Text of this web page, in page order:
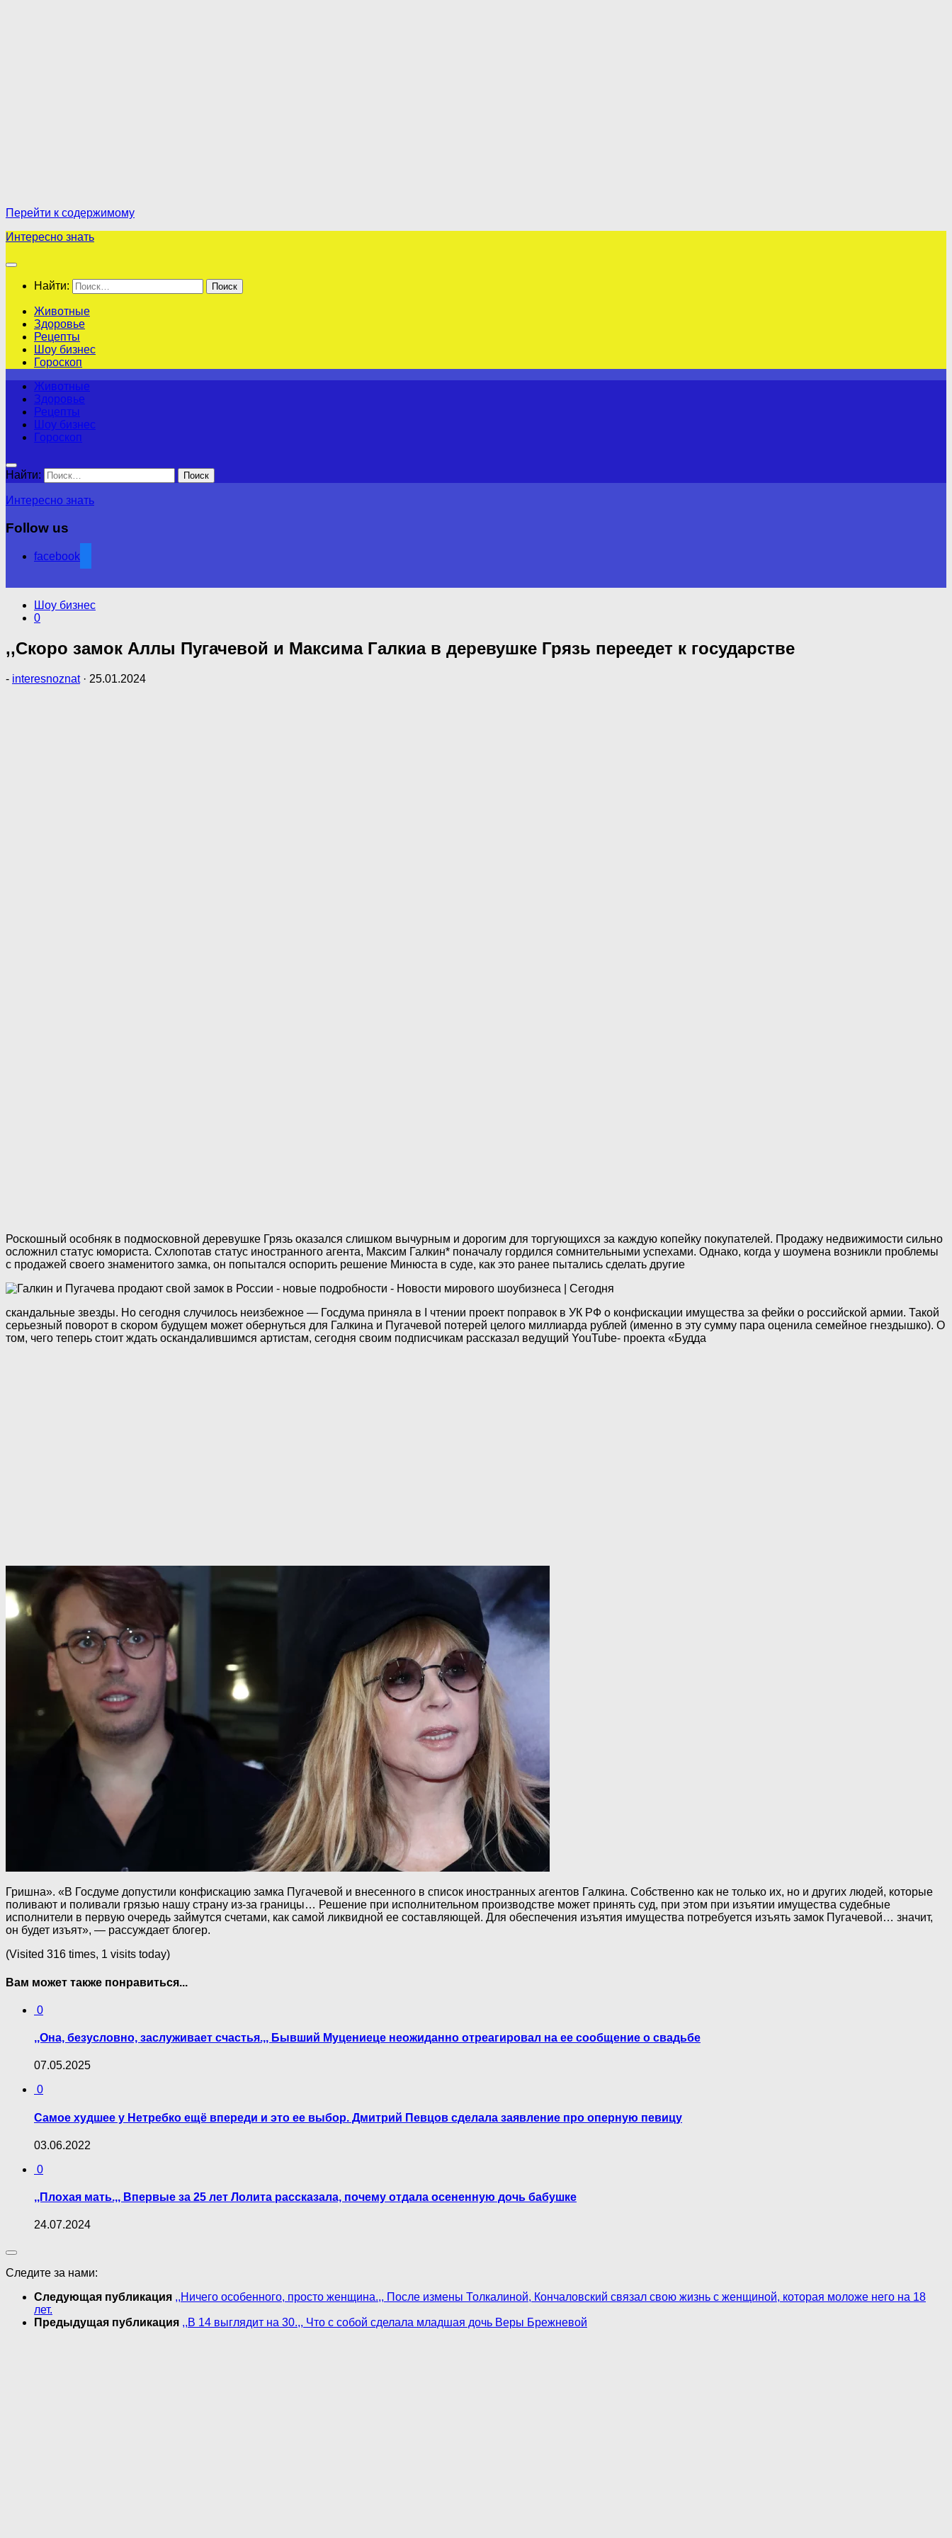
Перейти к содержимому
Интересно знать
Найти:
Животные
Здоровье
Рецепты
Шоу бизнес
Гороскоп
Животные
Здоровье
Рецепты
Шоу бизнес
Гороскоп
Найти:
Интересно знать
Follow us
facebook
Шоу бизнес
0
,,Скоро замок Аллы Пугачевой и Максима Галкиа в деревушке Грязь переедет к государстве
- interesnoznat · 25.01.2024
Роскошный особняк в подмосковной деревушке Грязь оказался слишком вычурным и дорогим для торгующихся за каждую копейку покупателей. Продажу недвижимости сильно
осложнил статус юмориста. Схлопотав статус иностранного агента, Максим Галкин* поначалу гордился сомнительными успехами. Однако, когда у шоумена возникли проблемы
с продажей своего знаменитого замка, он попытался оспорить решение Минюста в суде, как это ранее пытались сделать другие
скандальные звезды. Но сегодня случилось неизбежное — Госдума приняла в I чтении проект поправок в УК РФ о конфискации имущества за фейки о российской армии. Такой
серьезный поворот в скором будущем может обернуться для Галкина и Пугачевой потерей целого миллиарда рублей (именно в эту сумму пара оценила семейное гнездышко). О
том, чего теперь стоит ждать оскандалившимся артистам, сегодня своим подписчикам рассказал ведущий YouTube- проекта «Будда
Гришна». «В Госдуме допустили конфискацию замка Пугачевой и внесенного в список иностранных агентов Галкина. Собственно как не только их, но и других людей, которые
поливают и поливали грязью нашу страну из-за границы… Решение при исполнительном производстве может принять суд, при этом при изъятии имущества судебные
исполнители в первую очередь займутся счетами, как самой ликвидной ее составляющей. Для обеспечения изъятия имущества потребуется изъять замок Пугачевой… значит,
он будет изъят», — рассуждает блогер.
(Visited 316 times, 1 visits today)
Вам может также понравиться...
0
,,Она, безусловно, заслуживает счастья.,, Бывший Муцениеце неожиданно отреагировал на ее сообщение о свадьбе
07.05.2025
0
Самое худшее у Нетребко ещё впереди и это ее выбор. Дмитрий Певцов сделала заявление про оперную певицу
03.06.2022
0
,,Плохая мать.,, Впервые за 25 лет Лолита рассказала, почему отдала осененную дочь бабушке
24.07.2024
Следите за нами:
Следующая публикация ,,Ничего особенного, просто женщина.,, После измены Толкалиной, Кончаловский связал свою жизнь с женщиной, которая моложе него на 18
лет.
Предыдущая публикация ,,В 14 выглядит на 30.,, Что с собой сделала младшая дочь Веры Брежневой